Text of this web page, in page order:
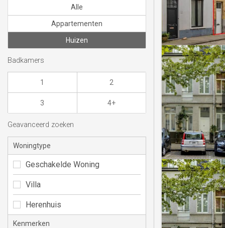
Alle
Appartementen
Huizen
Badkamers
1 2
3 4+
Geavanceerd zoeken
Woningtype
Geschakelde Woning
Villa
Herenhuis
Kenmerken